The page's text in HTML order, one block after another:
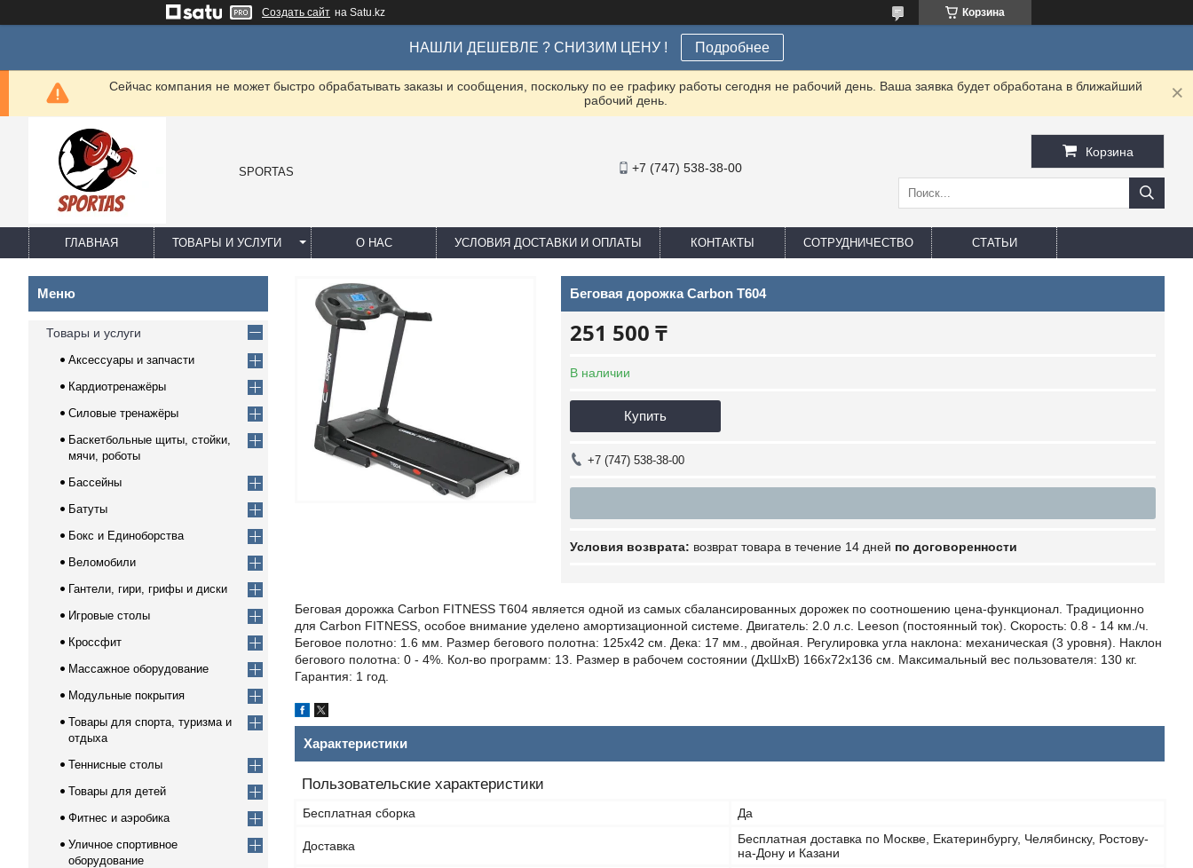
Создать сайт на Satu.kz Корзина
НАШЛИ ДЕШЕВЛЕ ? СНИЗИМ ЦЕНУ ! Подробнее
Сейчас компания не может быстро обрабатывать заказы и сообщения, поскольку по ее графику работы сегодня не рабочий день. Ваша заявка будет обработана в ближайший
рабочий день.
SPORTAS +7 (747) 538-38-00
Корзина
ГЛАВНАЯ ТОВАРЫ И УСЛУГИ О НАС УСЛОВИЯ ДОСТАВКИ И ОПЛАТЫ КОНТАКТЫ СОТРУДНИЧЕСТВО СТАТЬИ
Беговая дорожка Carbon T604
251 500 ₸
В наличии
Купить
+7 (747) 538-38-00
возврат товара в течение 14 дней по договоренности
Беговая дорожка Carbon FITNESS T604 является одной из самых сбалансированных дорожек по соотношению цена-функционал. Традиционно
для Carbon FITNESS, особое внимание уделено амортизационной системе. Двигатель: 2.0 л.с. Leeson (постоянный ток). Скорость: 0.8 - 14 км./ч.
Беговое полотно: 1.6 мм. Размер бегового полотна: 125х42 см. Дека: 17 мм., двойная. Регулировка угла наклона: механическая (3 уровня). Наклон
бегового полотна: 0 - 4%. Кол-во программ: 13. Размер в рабочем состоянии (ДхШхВ) 166х72х136 см. Максимальный вес пользователя: 130 кг.
Гарантия: 1 год.
Характеристики
Пользовательские характеристики
Бесплатная сборка Да
Доставка
Бесплатная доставка по Москве, Екатеринбургу, Челябинску, Ростову-
на-Дону и Казани
Товары и услуги
Аксессуары и запчасти
Кардиотренажёры
Силовые тренажёры
Баскетбольные щиты, стойки,
мячи, роботы
Бассейны
Батуты
Бокс и Единоборства
Веломобили
Гантели, гири, грифы и диски
Игровые столы
Кроссфит
Массажное оборудование
Модульные покрытия
Товары для спорта, туризма и
отдыха
Теннисные столы
Товары для детей
Фитнес и аэробика
Уличное спортивное
оборудование